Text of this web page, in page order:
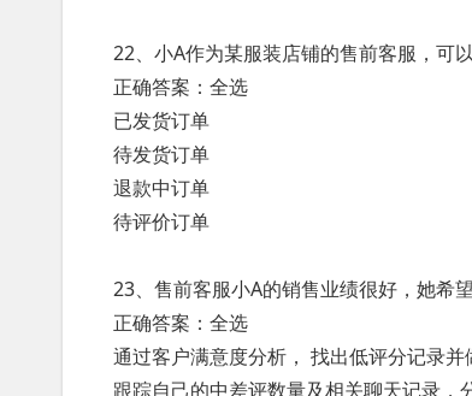
22、小A作为某服装店铺的售前客服，可
正确答案：全选
已发货订单
待发货订单
退款中订单
待评价订单
23、售前客服小A的销售业绩很好，她希
正确答案：全选
通过客户满意度分析， 找出低评分记录并
跟踪自己的中差评数量及相关聊天记录，